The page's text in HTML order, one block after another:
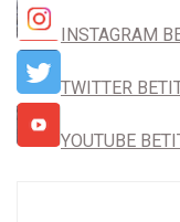
INSTAGRAM
TWITTER
YOUTUBE